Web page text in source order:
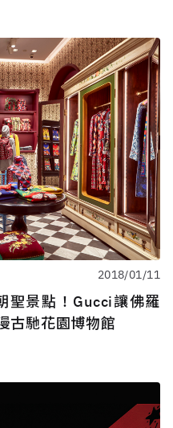
2018/01/11
聖景點！Gucci讓佛羅
古馳花園博物館